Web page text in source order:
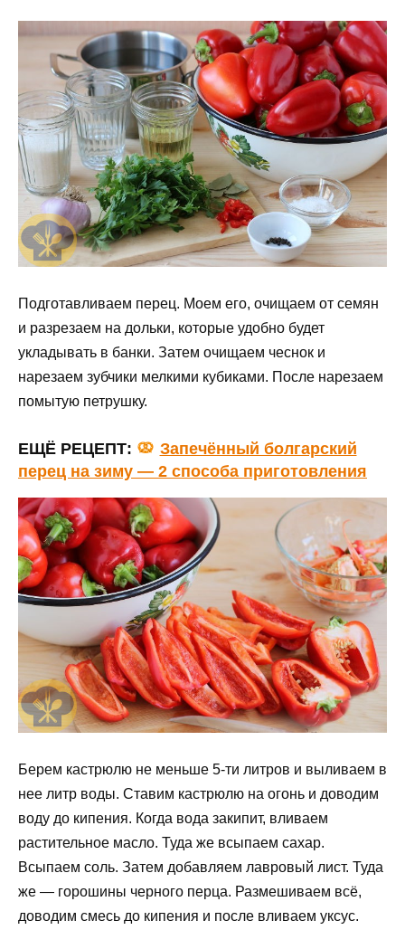
Подготавливаем перец. Моем его, очищаем от семян
и разрезаем на дольки, которые удобно будет
укладывать в банки. Затем очищаем чеснок и
нарезаем зубчики мелкими кубиками. После нарезаем
помытую петрушку.
ЕЩЁ РЕЦЕПТ:
Запечённый болгарский
перец на зиму — 2 способа приготовления
Берем кастрюлю не меньше 5-ти литров и выливаем в
нее литр воды. Ставим кастрюлю на огонь и доводим
воду до кипения. Когда вода закипит, вливаем
растительное масло. Туда же всыпаем сахар.
Всыпаем соль. Затем добавляем лавровый лист. Туда
же — горошины черного перца. Размешиваем всё,
доводим смесь до кипения и после вливаем уксус.